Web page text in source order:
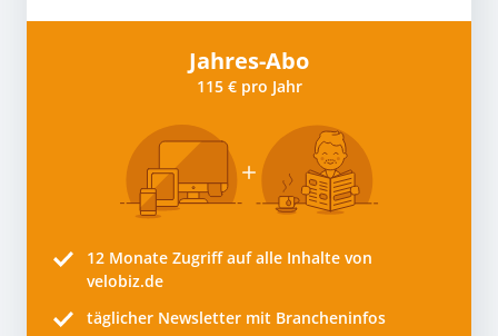
Jahres-Abo
115 € pro Jahr
12 Monate Zugriff auf alle Inhalte von
velobiz.de
täglicher Newsletter mit Brancheninfos